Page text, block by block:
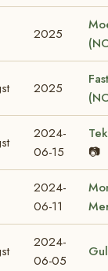
2025
2025
2024-
06-15
📷
2024-
06-11
2024-
06-05